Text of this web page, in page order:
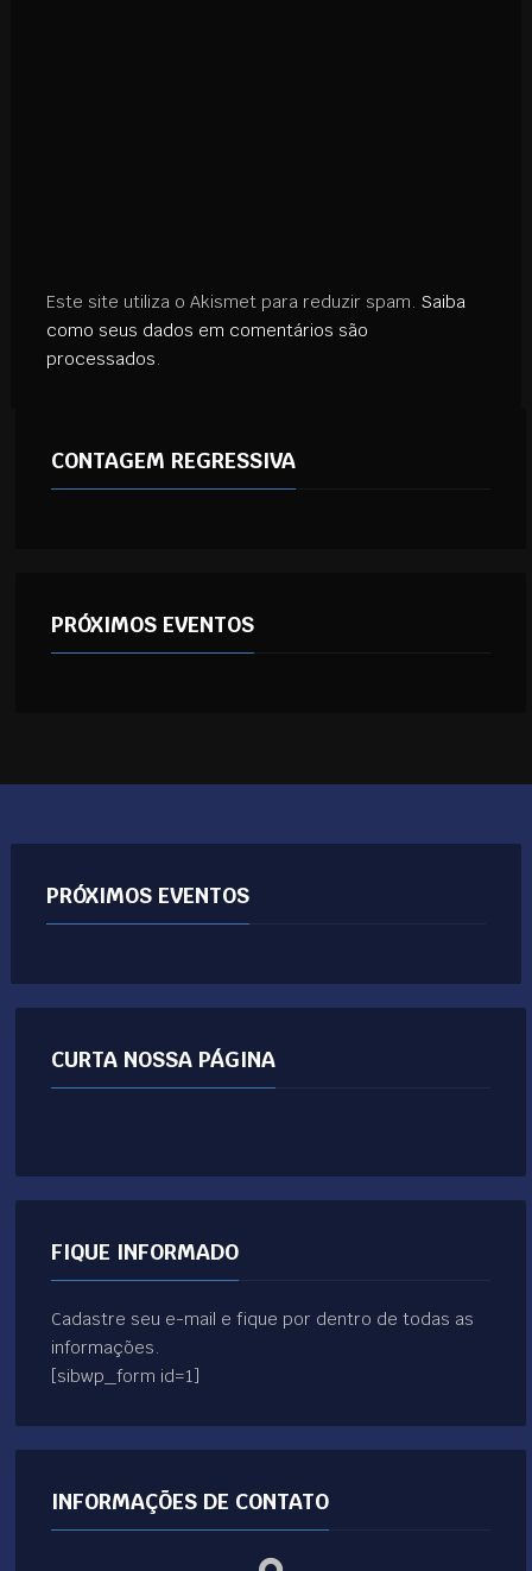
Este site utiliza o Akismet para reduzir spam. Saiba
como seus dados em comentários são
processados.
CONTAGEM REGRESSIVA
PRÓXIMOS EVENTOS
PRÓXIMOS EVENTOS
CURTA NOSSA PÁGINA
FIQUE INFORMADO
Cadastre seu e-mail e fique por dentro de todas as
informações.
[sibwp_form id=1]
INFORMAÇÕES DE CONTATO